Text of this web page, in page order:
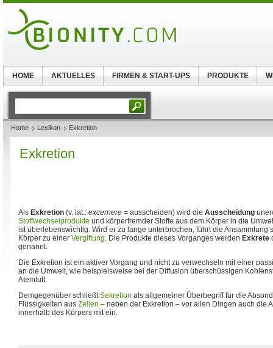
Home Lexikon Exkretion
Exkretion
Als Exkretion (v. lat.: excernere = ausscheiden) wird die Ausscheidung
Stoffwechselprodukte und körperfremder Stoffe aus dem Körper in die
ist überlebenswichtig. Wird er zu lange unterbrochen, führt die Ansammlung
Körper zu einer Vergiftung. Die Produkte dieses Vorganges werden Exkrete
genannt.
Die Exkretion ist ein aktiver Vorgang und nicht zu verwechseln mit einer
an die Umwelt, wie beispielsweise bei der Diffusion überschüssigen
Atemluft.
Demgegenüber schließtSekretion als allgemeiner Überbegriff für die
Flüssigkeiten aus Zellen – neben der Exkretion – vor allen Dingen auch die
innerhalb des Körpers mit ein.
HOME AKTUELLES FIRMEN & START-UPS PRODUKTE